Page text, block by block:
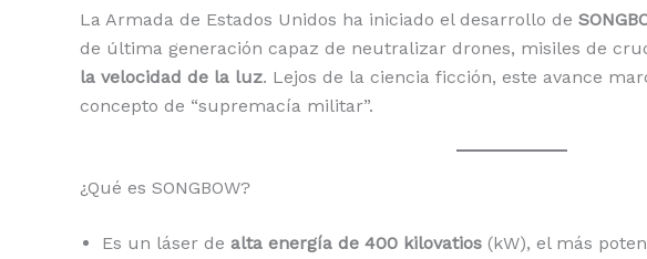
La Armada de Estados Unidos ha iniciado el desarrollo de
de última generación capaz de neutralizar drones, misiles de
la velocidad de la luz. Lejos de la ciencia ficción, este avance
concepto de “supremacía militar”.
¿Qué es SONGBOW?
Es un láser de alta energía de 400 kilovatios (kW), el más